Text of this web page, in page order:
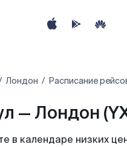
Лондон Расписание
— Лондон
в календаре низких